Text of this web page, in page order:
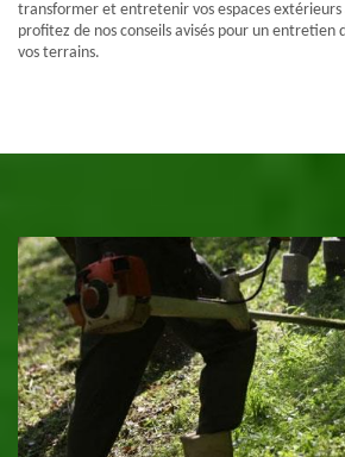
transformer et entretenir vos espaces
profitez de nos conseils avisés pour un
vos terrains.